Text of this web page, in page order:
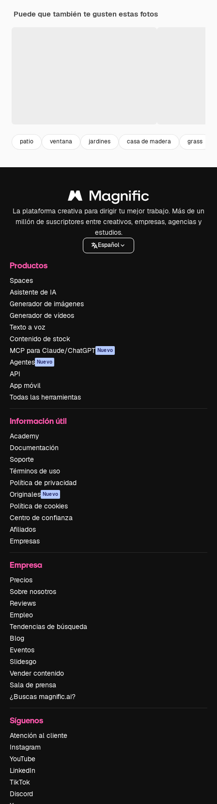
Puede que también te gusten estas fotos
patio ventana jardines casa de madera grass
La plataforma creativa para dirigir tu mejor trabajo. Más de un
millón de suscriptores entre creativos, empresas, agencias y
estudios.
Español
Productos
Spaces
Asistente de IA
Generador de imágenes
Generador de vídeos
Texto a voz
Contenido de stock
MCP para Claude/ChatGPT Nuevo
Agentes Nuevo
API
App móvil
Todas las herramientas
Información útil
Academy
Documentación
Soporte
Términos de uso
Política de privacidad
Originales Nuevo
Política de cookies
Centro de confianza
Afiliados
Empresas
Empresa
Precios
Sobre nosotros
Reviews
Empleo
Tendencias de búsqueda
Blog
Eventos
Slidesgo
Vender contenido
Sala de prensa
¿Buscas magnific.ai?
Síguenos
Atención al cliente
Instagram
YouTube
LinkedIn
TikTok
Discord